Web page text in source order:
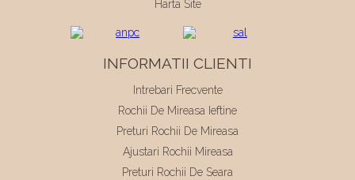
Harta Site
INFORMATII CLIENTI
Intrebari Frecvente
Rochii De Mireasa Ieftine
Preturi Rochii De Mireasa
Ajustari Rochii Mireasa
Preturi Rochii De Seara